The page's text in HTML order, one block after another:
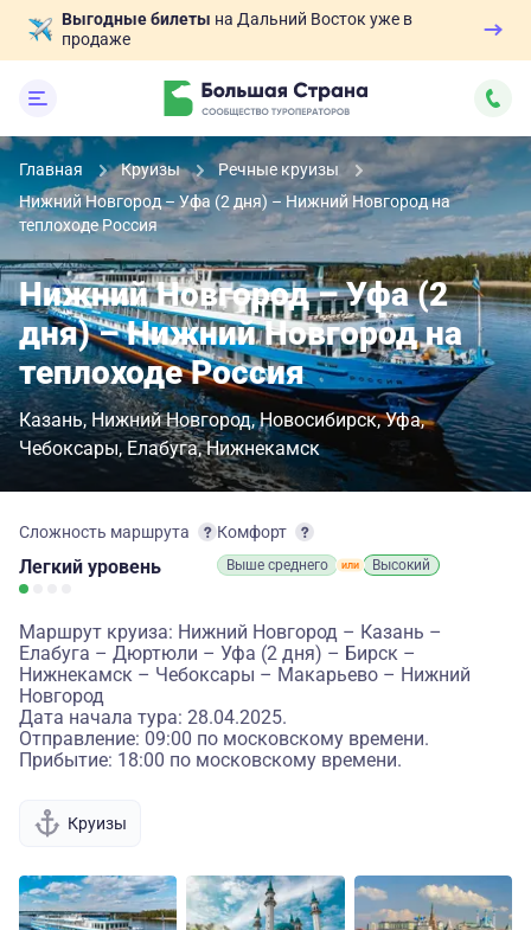
Выгодные билеты на Дальний Восток уже в
продаже
Главная Круизы
Речные круизы
Нижний Новгород – Уфа (2 дня) – Нижний Новгород на
теплоходе Россия
Нижний Новгород – Уфа (2
дня) – Нижний Новгород на
теплоходе Россия
Казань Нижний Новгород Новосибирск Уфа
Чебоксары Елабуга Нижнекамск
Сложность маршрута
Легкий уровень
Комфорт
Выше среднего Высокий
Маршрут круиза: Нижний Новгород – Казань –
Елабуга – Дюртюли – Уфа (2 дня) – Бирск –
Нижнекамск – Чебоксары – Макарьево – Нижний
Новгород
Дата начала тура: 28.04.2025.
Отправление: 09:00 по московскому времени.
Прибытие: 18:00 по московскому времени.
Круизы